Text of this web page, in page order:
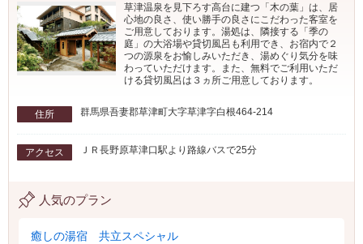
草津温泉を見下ろす高台に建つ「木の葉」は、居
心地の良さ、使い勝手の良さにこだわった客室を
ご用意しております。湯処は、隣接する「季の
庭」の大浴場や貸切風呂も利用でき、お宿内で２
つの源泉をお愉しみいただき、湯めぐり気分を味
わっていただけます。また、無料でご利用いただ
ける貸切風呂は３ヵ所ご用意しております。
住所 群馬県吾妻郡草津町大字草津字白根464-214
アクセス ＪＲ長野原草津口駅より路線バスで25分
人気のプラン
癒しの湯宿 共立スペシャル